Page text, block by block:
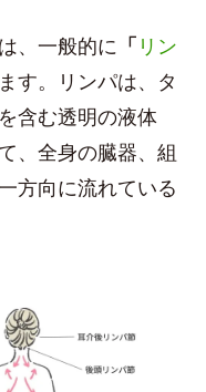
は、一般的に 「 リン
す。リンパは、タ
含む透明の液体
、全身の臓器、組
方向に流れている